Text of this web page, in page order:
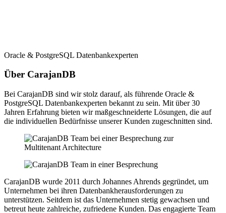
Oracle & PostgreSQL Datenbankexperten
Über CarajanDB
Bei CarajanDB sind wir stolz darauf, als führende Oracle &
PostgreSQL Datenbankexperten bekannt zu sein. Mit über 30
Jahren Erfahrung bieten wir maßgeschneiderte Lösungen, die auf
die individuellen Bedürfnisse unserer Kunden zugeschnitten sind.
CarajanDB wurde 2011 durch Johannes Ahrends gegründet, um
Unternehmen bei ihren Datenbankherausforderungen zu
unterstützen. Seitdem ist das Unternehmen stetig gewachsen und
betreut heute zahlreiche, zufriedene Kunden. Das engagierte Team